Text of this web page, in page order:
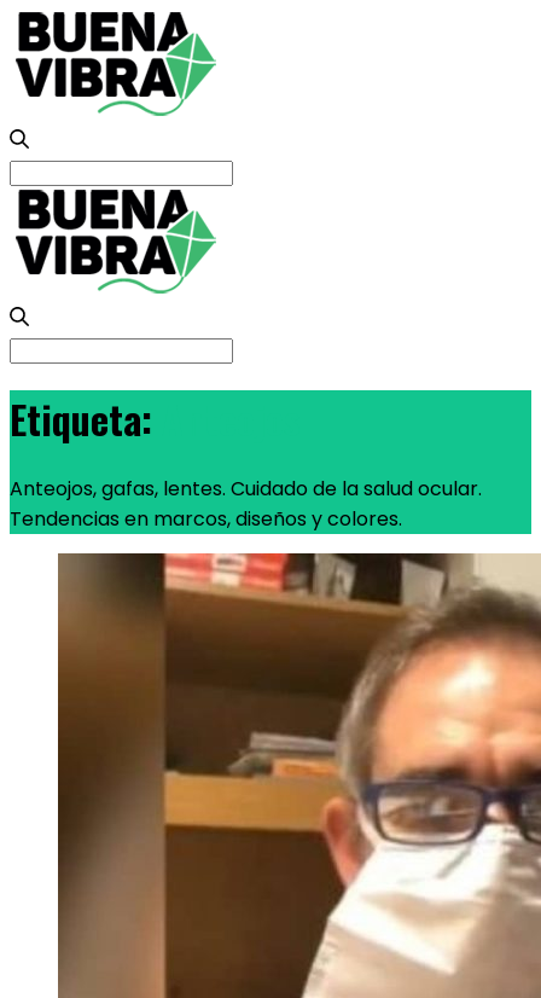
Search
for:
Search
Etiqueta:
Anteojos, gafas, lentes. Cuidado de la salud ocular.
Tendencias en marcos, diseños y colores.